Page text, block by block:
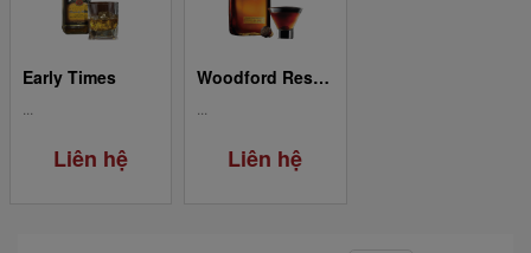
Early Times
Liên hệ
Woodford Reserve
Liên hệ